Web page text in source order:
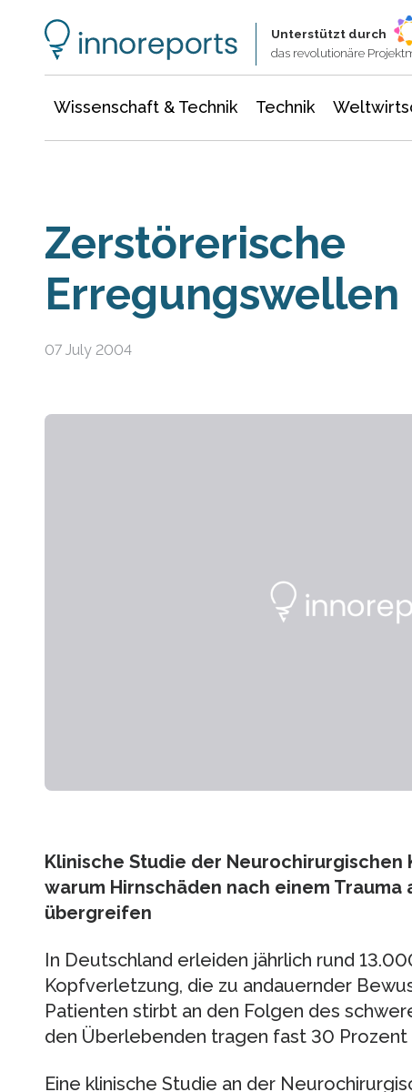
Unterstützt durch
das revolutionäre
Wissenschaft & Technik Technik
Zerstörerische
Erregungswellen
07 July 2004
Klinische Studie der
warum Hirnschäden nach einem
übergreifen
In Deutschland erleiden jährlich rund
Kopfverletzung, die zu andauernder
Patienten stirbt an den Folgen des
den Überlebenden tragen fast 30
Eine klinische Studie an der